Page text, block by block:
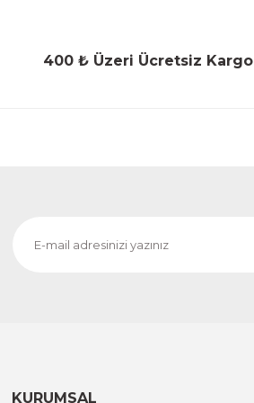
400 ₺ Üzeri Ücretsiz Kargo
KURUMSAL